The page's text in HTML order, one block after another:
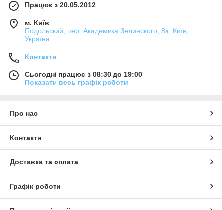
Працює з 20.05.2012
м. Київ
Подольский, пер. Академика Зелинского, 8а, Київ,
Україна
Контакти
Сьогодні працює з 08:30 до 19:00
Показати весь графік роботи
Про нас
Контакти
Доставка та оплата
Графік роботи